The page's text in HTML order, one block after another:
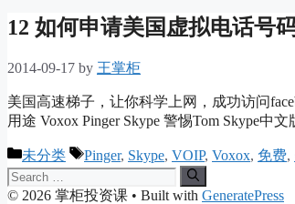
12 如何申请美国虚拟电话号
2014-09-17 by 王掌柜
美国高速梯子，让你科学上网，成功访问
用途 Voxox Pinger Skype 警惕Tom Skype中
Categories
未分类 Tags
Pinger, Skype, VOIP, Voxox, 免费,
Search
for:
© 2026 掌柜投资课 • Built with GeneratePress